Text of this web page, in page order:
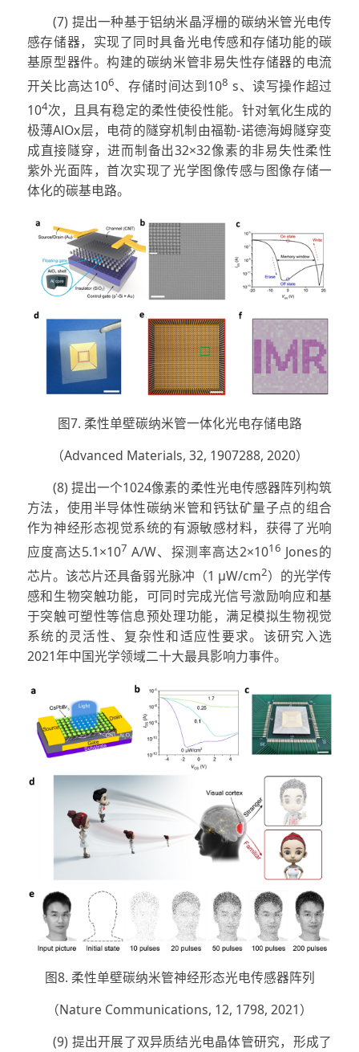
(7) 提出一种基于铝纳米晶浮栅的碳纳米管光电传
感存储器，实现了同时具备光电传感和存储功能的碳
基原型器件。构建的碳纳米管非易失性存储器的电流
开关比高达106、存储时间达到108 s、读写操作超过
104次，且具有稳定的柔性使役性能。针对氧化生成的
极薄AlOx层，电荷的隧穿机制由福勒-诺德海姆隧穿变
成直接隧穿，进而制备出32×32像素的非易失性柔性
紫外光面阵，首次实现了光学图像传感与图像存储一
体化的碳基电路。
图7. 柔性单壁碳纳米管一体化光电存储电路
（Advanced Materials, 32, 1907288, 2020）
(8) 提出一个1024像素的柔性光电传感器阵列构筑
方法，使用半导体性碳纳米管和钙钛矿量子点的组合
作为神经形态视觉系统的有源敏感材料，获得了光响
应度高达5.1×107 A/W、探测率高达2×1016 Jones的
芯片。该芯片还具备弱光脉冲（1 μW/cm2）的光学传
感和生物突触功能，可同时完成光信号激励响应和基
于突触可塑性等信息预处理功能，满足模拟生物视觉
系统的灵活性、复杂性和适应性要求。该研究入选
2021年中国光学领域二十大最具影响力事件。
图8. 柔性单壁碳纳米管神经形态光电传感器阵列
（Nature Communications, 12, 1798, 2021）
(9) 提出开展了双异质结光电晶体管研究，形成了